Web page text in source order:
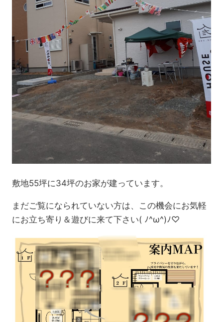
敷地55坪に34坪のお家が建っています。
まだご覧になられていない方は、この機会にお気軽
にお立ち寄り＆遊びに来て下さい( ﾉ^ω^)ﾉ♡